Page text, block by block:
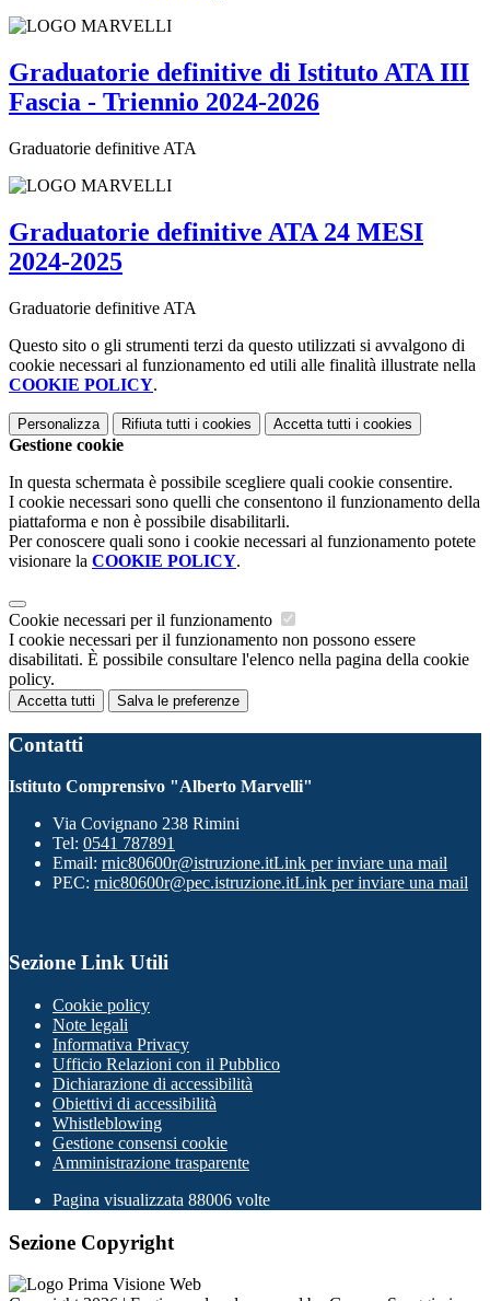
Graduatorie definitive di Istituto ATA III
Fascia - Triennio 2024-2026
Graduatorie definitive ATA
Graduatorie definitive ATA 24 MESI
2024-2025
Graduatorie definitive ATA
Questo sito o gli strumenti terzi da questo utilizzati si avvalgono di
cookie necessari al funzionamento ed utili alle finalità illustrate nella
COOKIE POLICY.
Personalizza Rifiuta tutti i cookies Accetta tutti i cookies
Gestione cookie
In questa schermata è possibile scegliere quali cookie consentire.
I cookie necessari sono quelli che consentono il funzionamento della
piattaforma e non è possibile disabilitarli.
Per conoscere quali sono i cookie necessari al funzionamento potete
visionare la COOKIE POLICY.
Cookie necessari per il funzionamento
I cookie necessari per il funzionamento non possono essere
disabilitati. È possibile consultare l'elenco nella pagina della cookie
policy.
Accetta tutti Salva le preferenze
Contatti
Istituto Comprensivo "Alberto Marvelli"
Via Covignano 238 Rimini
Tel: 0541 787891
Email: rnic80600r@istruzione.itLink per inviare una mail
PEC: rnic80600r@pec.istruzione.itLink per inviare una mail
Sezione Link Utili
Cookie policy
Note legali
Informativa Privacy
Ufficio Relazioni con il Pubblico
Dichiarazione di accessibilità
Obiettivi di accessibilità
Whistleblowing
Gestione consensi cookie
Amministrazione trasparente
Pagina visualizzata 88006 volte
Sezione Copyright